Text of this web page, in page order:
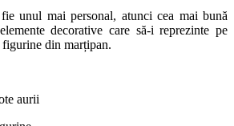
unul mai personal, atunci cea mai bună
decorative care să-i reprezinte pe
din marțipan.